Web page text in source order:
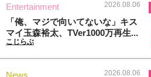
Entertainment 2026.08.06
「俺、マジで向いてないな」キス
マイ玉森裕太、TVer1000万再生...
こじらぶ
News 2026.08.06